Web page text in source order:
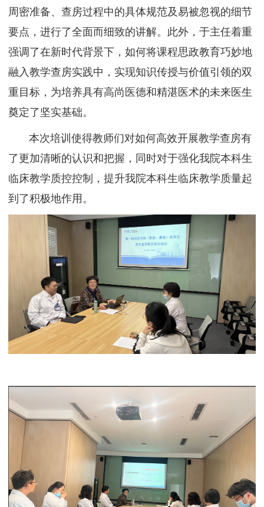
周密准备、查房过程中的具体规范及易被忽视的细节
要点，进行了全面而细致的讲解。此外，于主任着重
强调了在新时代背景下，如何将课程思政教育巧妙地
融入教学查房实践中，实现知识传授与价值引领的双
重目标，为培养具有高尚医德和精湛医术的未来医生
奠定了坚实基础。
本次培训使得教师们对如何高效开展教学查房有
了更加清晰的认识和把握，同时对于强化我院本科生
临床教学质控控制，提升我院本科生临床教学质量起
到了积极地作用。